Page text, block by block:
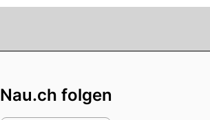
Nau.ch folgen